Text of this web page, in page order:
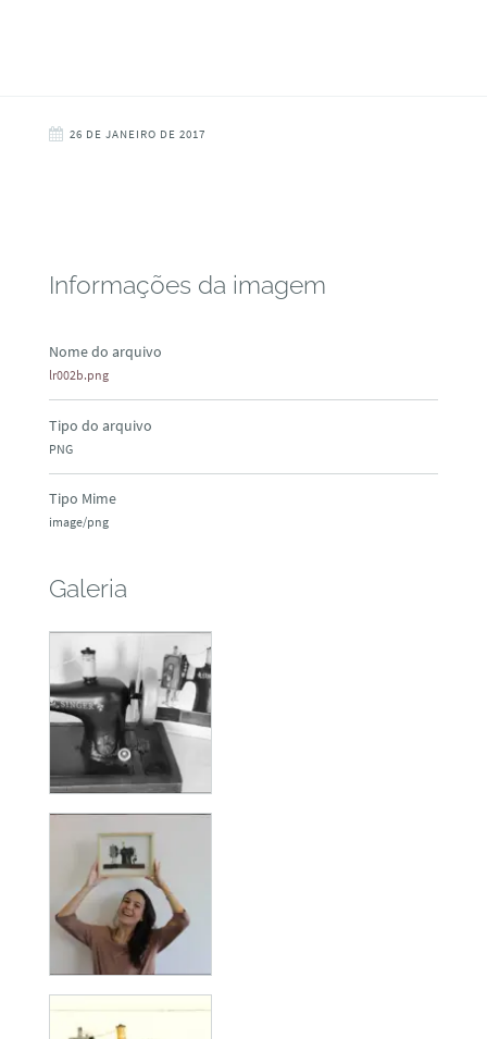
26 DE JANEIRO DE 2017
Informações da imagem
Nome do arquivo
lr002b.png
Tipo do arquivo
PNG
Tipo Mime
image/png
Galeria